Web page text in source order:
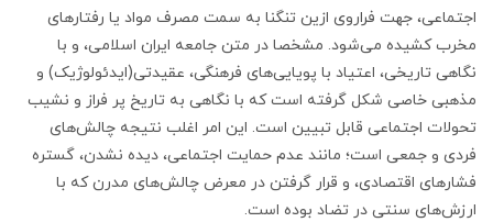
اجتماعی، جهت فراروی ازین تنگنا به سمت مصرف مواد یا رفتارهای
مخرب کشیده می‌شود. مشخصا در متن جامعه ایران اسلامی، و با
نگاهی تاریخی، اعتیاد با پویایی‌های فرهنگی، عقیدتی(ایدئولوژیک) و
مذهبی خاصی شکل گرفته است که با نگاهی به تاریخ پر فراز و نشیب
تحولات اجتماعی قابل تبیین است. این امر اغلب نتیجه چالش‌های
فردی و جمعی است؛ مانند عدم حمایت اجتماعی، دیده نشدن، گستره
فشارهای اقتصادی، و قرار گرفتن در معرض چالش‌های مدرن که با
ارزش‌های سنتی در تضاد بوده است.